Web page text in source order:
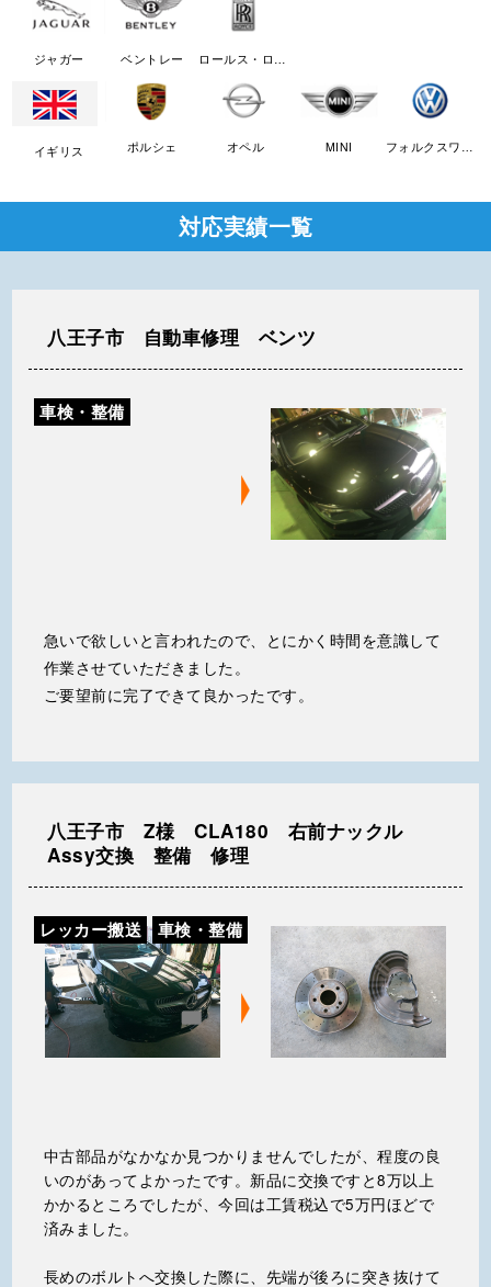
ジャガー ベントレー ロールス・ロイス
イギリス ポルシェ オペル MINI フォルクスワーゲン
対応実績一覧
八王子市 自動車修理 ベンツ
車検・整備
急いで欲しいと言われたので、とにかく時間を意識して
作業させていただきました。
ご要望前に完了できて良かったです。
八王子市 Z様 CLA180 右前ナックル
Assy交換 整備 修理
レッカー搬送 車検・整備
中古部品がなかなか見つかりませんでしたが、程度の良
いのがあってよかったです。新品に交換ですと8万以上
かかるところでしたが、今回は工賃税込で5万円ほどで
済みました。
長めのボルトへ交換した際に、先端が後ろに突き抜けて